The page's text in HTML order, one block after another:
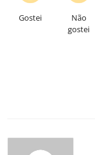
Gostei
Não
gostei